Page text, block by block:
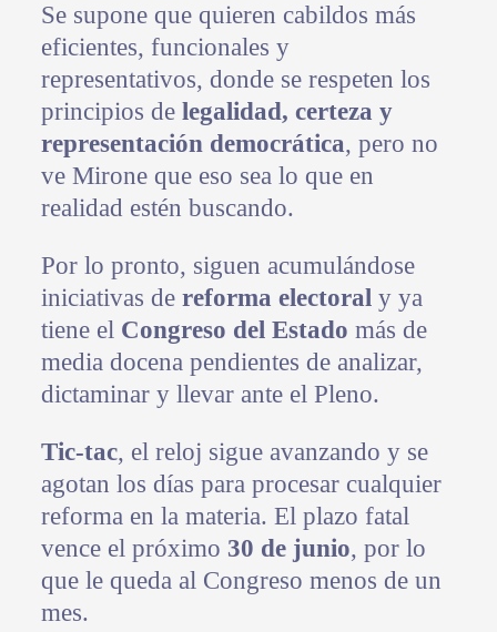
Se supone que quieren cabildos más
eficientes, funcionales y
representativos, donde se respeten los
principios de legalidad, certeza y
representación democrática, pero no
ve Mirone que eso sea lo que en
realidad estén buscando.
Por lo pronto, siguen acumulándose
iniciativas de reforma electoraly ya
tiene el Congreso del Estado más de
media docena pendientes de analizar,
dictaminar y llevar ante el Pleno.
Tic-tac, el reloj sigue avanzando y se
agotan los días para procesar cualquier
reforma en la materia. El plazo fatal
vence el próximo 30 de junio, por lo
que le queda al Congreso menos de un
mes.